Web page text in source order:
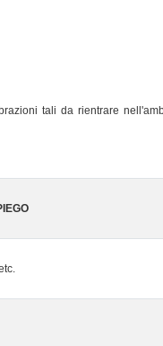
tali da rientrare